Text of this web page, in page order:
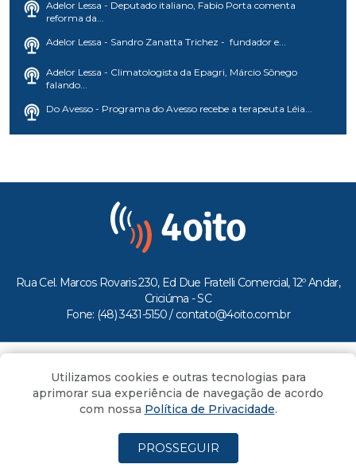
Adelor Lessa - Deputado italiano, Fabio Porta comenta
reforma da...
Adelor Lessa - Sandro Zanatta Trichez - fundador e...
Adelor Lessa - Climatologista da Epagri, Márcio Sônego
falando...
Do Avesso - Programa do Avesso recebe a terapeuta Léia...
Rua Cel. Marcos Rovaris 230, Ed Due Fratelli Comercial, 12º Andar,
Criciúma - SC
Fone: (48) 3431-5150 / contato@4oito.com.br
Todos os direitos reservados ao Portal 4oito
Utilizamos cookies e outras tecnologias para
aprimorar sua experiência de navegação de acordo
com nossa Política de Privacidade.
PROSSEGUIR